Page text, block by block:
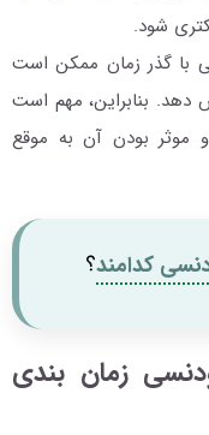
شود.
با گذر زمان ممکن است
دهد. بنابراین، مهم است
موثر بودن آن به موقع
کدامند؟
زمان بندی